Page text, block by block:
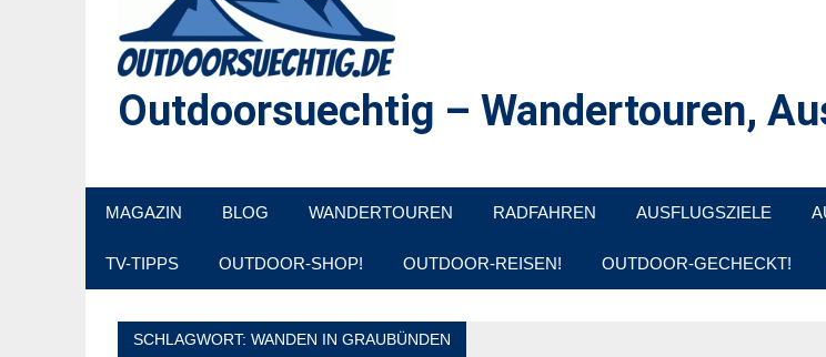
Outdoorsuechtig – Wandertouren,
MAGAZIN BLOG WANDERTOUREN RADFAHREN AUSFLUGSZIELE
TV-TIPPS OUTDOOR-SHOP! OUTDOOR-REISEN! OUTDOOR-GECHECKT!
SCHLAGWORT: WANDEN IN GRAUBÜNDEN